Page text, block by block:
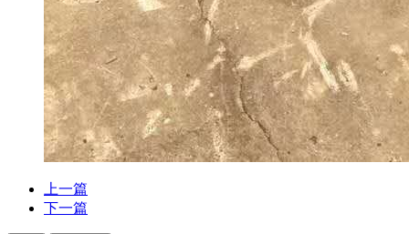
上一篇
下一篇